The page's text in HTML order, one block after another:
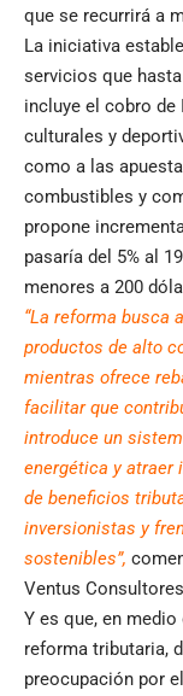
que se recurrirá a
La iniciativa
servicios que
incluye el cobro de
culturales y
como a las
combustibles y
propone
pasaría del 5% al
menores a 200
“La reforma busca
productos de alto
mientras ofrece
facilitar que
introduce un
energética y atraer
de beneficios
inversionistas y
sostenibles”,
Ventus
Y es que, en
reforma tributaria,
preocupación por